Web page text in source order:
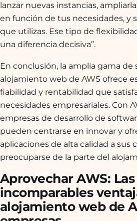
lanzar nuevas instancias,
en función de tus necesidades, y
que utilizas. Ese tipo de
una diferencia decisiva”.
En conclusión, la amplia gama de
alojamiento web de AWS ofrece
fiabilidad y rentabilidad que
necesidades empresariales. Con
empresas de desarrollo de
pueden centrarse en innovar y
aplicaciones de alta calidad a sus
preocuparse de la parte del
Aprovechar AWS: Las
incomparables
alojamiento web de